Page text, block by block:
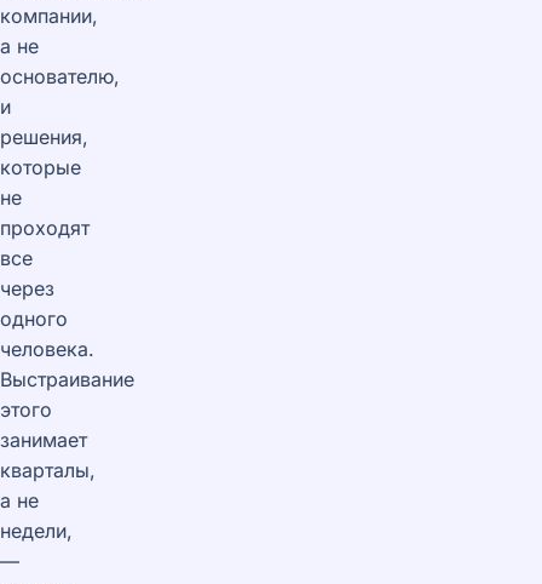
компании,
а не
основателю,
и
решения,
которые
не
проходят
все
через
одного
человека.
Выстраивание
этого
занимает
кварталы,
а не
недели,
—